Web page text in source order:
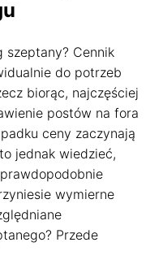
szeptany? Cennik
do potrzeb
biorąc, najczęściej
postów na fora
ceny zaczynają
jednak wiedzieć,
wymierne
Przede
nasza strona jest dla
Pozwalają
do Twoich
będą się wyświetlać,
zbieramy w